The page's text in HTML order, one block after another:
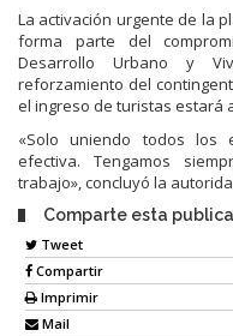
La activación urgente de la
forma parte del
Desarrollo Urbano y
reforzamiento del
el ingreso de turistas estará
«Solo uniendo todos los
efectiva. Tengamos
trabajo», concluyó la
Comparte esta
Tweet
Compartir
Imprimir
Mail